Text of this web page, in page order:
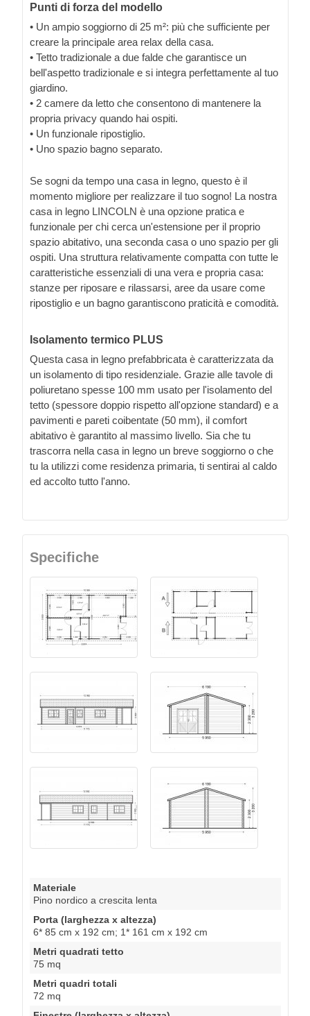
Punti di forza del modello
• Un ampio soggiorno di 25 m²: più che sufficiente per
creare la principale area relax della casa.
• Tetto tradizionale a due falde che garantisce un
bell'aspetto tradizionale e si integra perfettamente al tuo
giardino.
• 2 camere da letto che consentono di mantenere la
propria privacy quando hai ospiti.
• Un funzionale ripostiglio.
• Uno spazio bagno separato.
Se sogni da tempo una casa in legno, questo è il
momento migliore per realizzare il tuo sogno! La nostra
casa in legno LINCOLN è una opzione pratica e
funzionale per chi cerca un'estensione per il proprio
spazio abitativo, una seconda casa o uno spazio per gli
ospiti. Una struttura relativamente compatta con tutte le
caratteristiche essenziali di una vera e propria casa:
stanze per riposare e rilassarsi, aree da usare come
ripostiglio e un bagno garantiscono praticità e comodità.
Isolamento termico PLUS
Questa casa in legno prefabbricata è caratterizzata da
un isolamento di tipo residenziale. Grazie alle tavole di
poliuretano spesse 100 mm usato per l'isolamento del
tetto (spessore doppio rispetto all'opzione standard) e a
pavimenti e pareti coibentate (50 mm), il comfort
abitativo è garantito al massimo livello. Sia che tu
trascorra nella casa in legno un breve soggiorno o che
tu la utilizzi come residenza primaria, ti sentirai al caldo
ed accolto tutto l'anno.
Specifiche
Materiale
Pino nordico a crescita lenta
Porta (larghezza x altezza)
6* 85 cm x 192 cm; 1* 161 cm x 192 cm
Metri quadrati tetto
75 mq
Metri quadri totali
72 mq